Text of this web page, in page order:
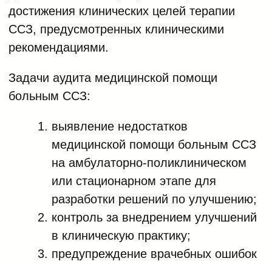
достижения клинических целей терапии
ССЗ, предусмотренных клиническими
рекомендациями.
Задачи аудита медицинской помощи
больным ССЗ:
выявление недостатков
медицинской помощи больным ССЗ
на амбулаторно-поликлиническом
или стационарном этапе для
разработки решений по улучшению;
контроль за внедрением улучшений
в клиническую практику;
предупреждение врачебных ошибок